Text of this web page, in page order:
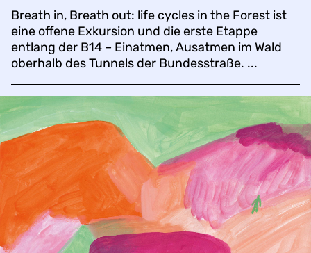
Breath in, Breath out: life cycles in the Forest ist
eine offene Exkursion und die erste Etappe
entlang der B14 – Einatmen, Ausatmen im Wald
oberhalb des Tunnels der Bundesstraße. ...